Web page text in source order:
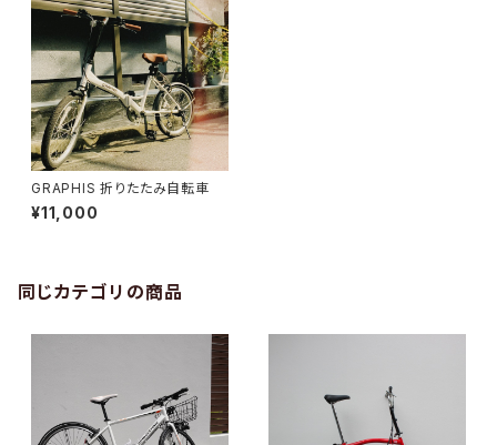
GRAPHIS 折りたたみ自転車
¥11,000
同じカテゴリの商品